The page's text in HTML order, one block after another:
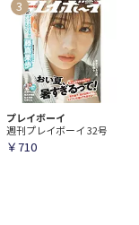
プレイボーイ
週刊プレイボーイ 32号
￥710